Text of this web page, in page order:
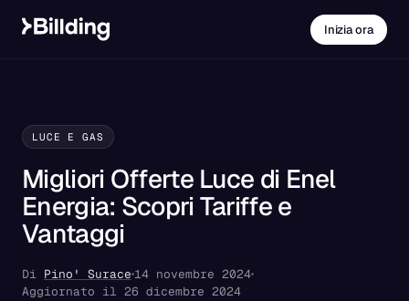
Inizia ora
LUCE E GAS
Migliori Offerte Luce di Enel
Energia: Scopri Tariffe e
Vantaggi
Di Pino' Surace 14 novembre 2024
Aggiornato il 26 dicembre 2024